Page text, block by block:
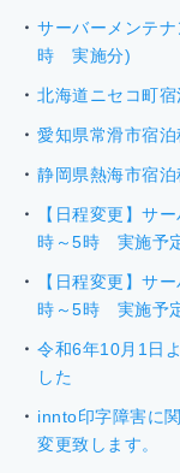
サーバーメンテ
時 実施分)
北海道ニセコ町
愛知県常滑市宿
静岡県熱海市宿
【日程変更】サ
時～5時 実施予
【日程変更】サ
時～5時 実施予
令和6年10月1日
した
innto印字障害に
変更致します。